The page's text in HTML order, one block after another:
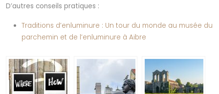
D’autres conseils pratiques :
Traditions d’enluminure : Un tour du monde au musée du
parchemin et de l’enluminure à Aibre